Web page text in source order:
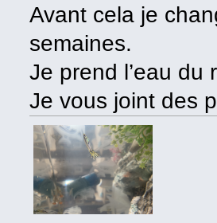
Avant cela je
semaines.
Je prend l’eau du
Je vous joint des